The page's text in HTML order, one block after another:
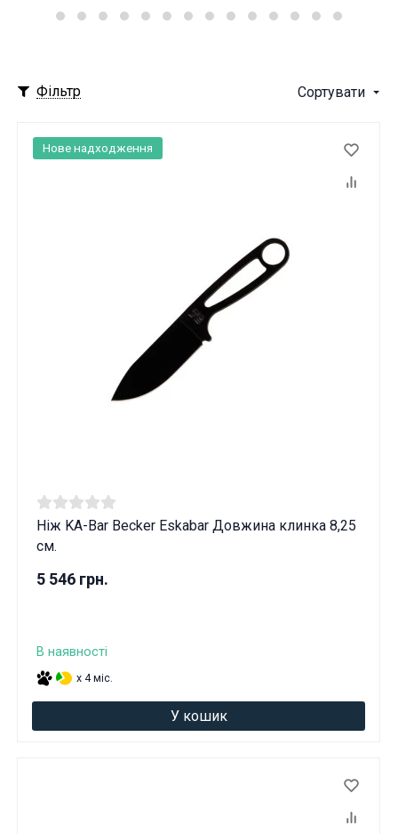
Фільтр Сортувати
Ніж KA-Bar Becker Eskabar Довжина клинка 8,25
см.
5 546 грн.
В наявності
x 4 міс.
У кошик
Нове надходження